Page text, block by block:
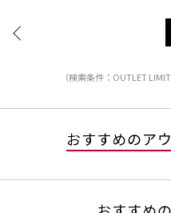
（検索条件：OUTLET
おすすめのア